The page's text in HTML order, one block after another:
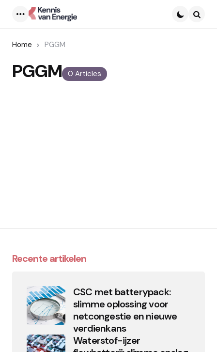
Home PGGM
0 Articles
PGGM
Recente artikelen
CSC met batterypack:
slimme oplossing voor
netcongestie en nieuwe
verdienkans
Waterstof-ijzer